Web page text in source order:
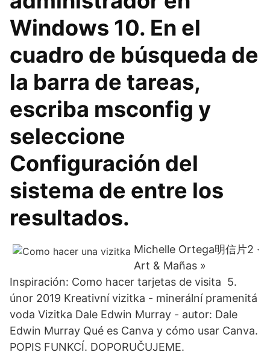
Windows 10. En el
cuadro de búsqueda de
la barra de tareas,
escriba msconfig y
seleccione
Configuración del
sistema de entre los
resultados.
Michelle Ortega明信片2 ·
Art & Mañas »
Inspiración: Como hacer tarjetas de visita 5.
únor 2019 Kreativní vizitka - minerální pramenitá
voda Vizitka Dale Edwin Murray - autor: Dale
Edwin Murray Qué es Canva y cómo usar Canva.
POPIS FUNKCÍ. DOPORUČUJEME.